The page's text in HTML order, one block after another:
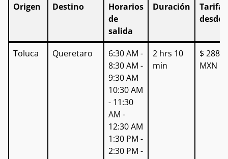
Origen Destino
Horarios
de
salida
Duración
Tarifas
desde
Origen Destino
Horarios
de
salida
Duración
Tarifas
desde
Toluca Queretaro
6:30 AM -
8:30 AM -
9:30 AM
10:30 AM
- 11:30
AM -
12:30 AM
1:30 PM -
2:30 PM -
2 hrs 10
min
$ 288
MXN